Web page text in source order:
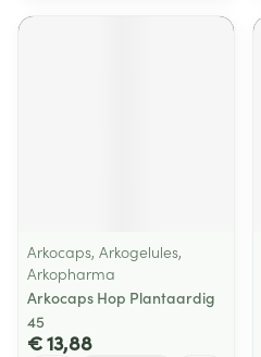
Arkocaps, Arkogelules,
Arkopharma
Arkocaps Hop Plantaardig
45
€ 13,88